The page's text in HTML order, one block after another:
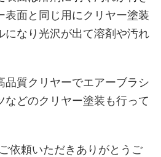
表面と同じ用にクリヤー塗装
になり光沢が出て溶剤や汚れ
品質クリヤーでエアーブラシ
などのクリヤー塗装も行って
依頼いただきありがとうご